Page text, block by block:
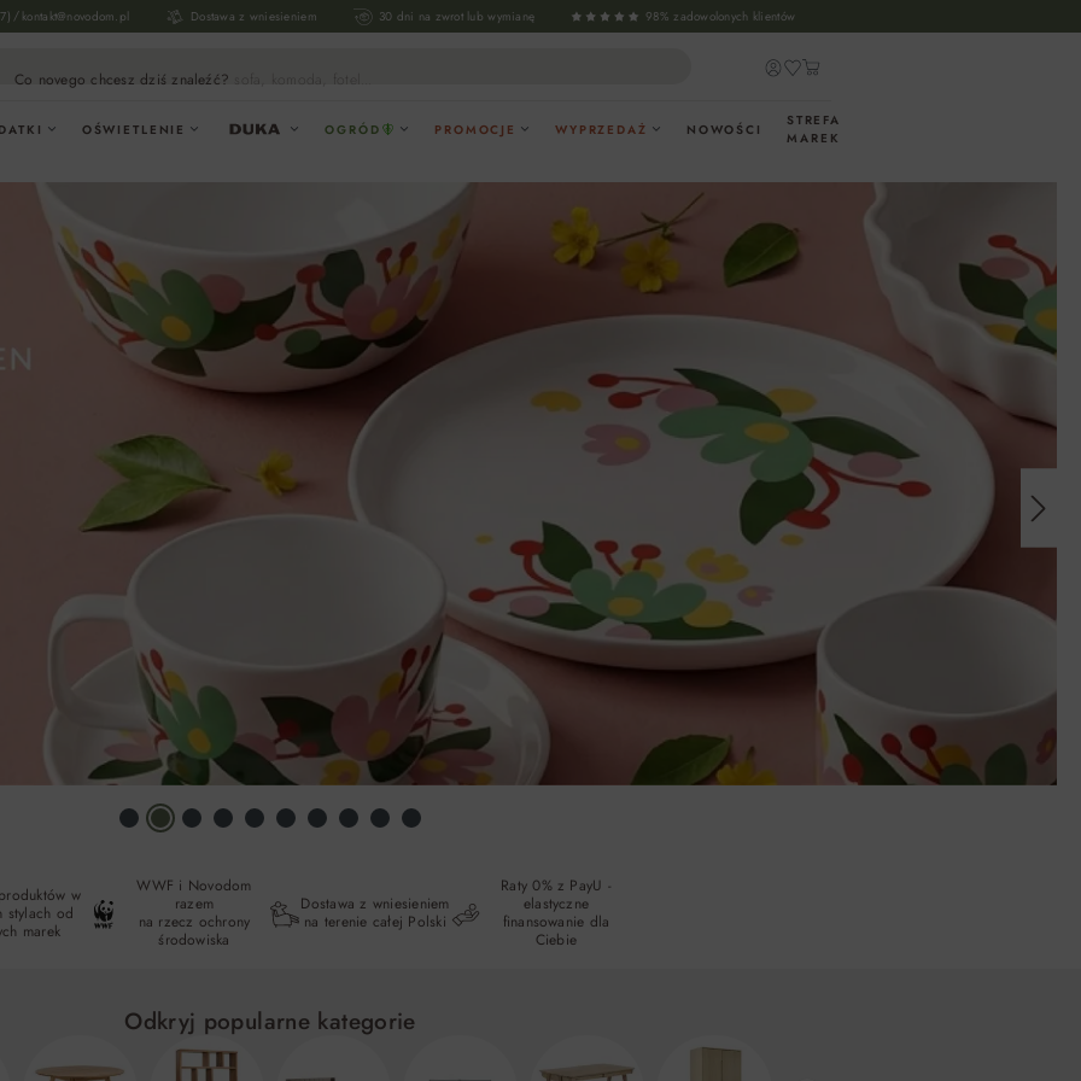
/ kontakt@novodom.pl Dostawa z wniesieniem 30 dni na zwrot lub wymianę 98% zadowolonych klientów
Co novego chcesz dziś znaleźć? sofa, komoda, fotel...
OŚWIETLENIE OGRÓD PROMOCJE WYPRZEDAŻ NOWOŚCI
STREFA
MAREK
w
stylach od
marek
WWF i Novodom
razem
na rzecz ochrony
środowiska
Dostawa z wniesieniem
na terenie całej Polski
Raty 0% z PayU -
elastyczne
finansowanie dla
Ciebie
Odkryj popularne kategorie